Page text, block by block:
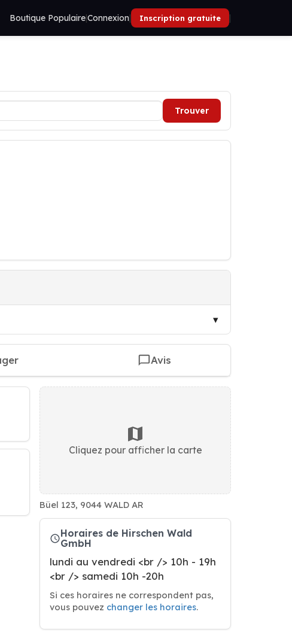
Boutique Populaire|Connexion| Inscription gratuite |
Trouver
Avis
Cliquez pour afficher la carte
Büel 123, 9044 WALD AR
Horaires de Hirschen Wald
GmbH
lundi au vendredi <br /> 10h - 19h
<br /> samedi 10h -20h
Si ces horaires ne correspondent pas,
vous pouvez changer les horaires.